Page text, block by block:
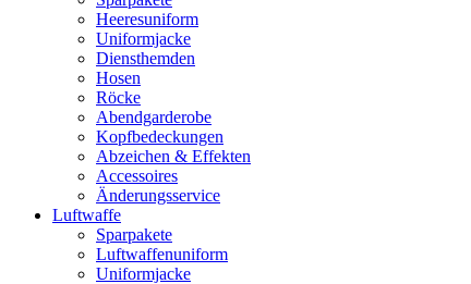
Heeresuniform
Uniformjacke
Diensthemden
Hosen
Röcke
Abendgarderobe
Kopfbedeckungen
Abzeichen & Effekten
Accessoires
Änderungsservice
Luftwaffe
Sparpakete
Luftwaffenuniform
Uniformjacke